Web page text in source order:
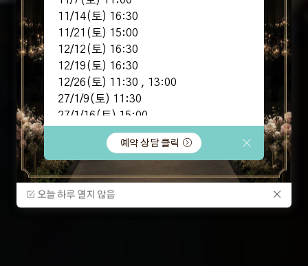
오늘 하루 열지 않음
오늘 하루 열지 않음
11/14(토) 16:30
11/21(토) 15:00
12/12(토) 16:30
12/19(토) 16:30
12/26(토) 11:30 , 13:00
27/1/9(토) 11:30
27/1/16(토) 15:00
27/1/23(토) 16:00
27/2/13(토) 12:30 ,16:00
27/2/20(토) 13:00
27/2/27(토) 14:30
예약 상담 클릭
TRENDYHotel Wedding